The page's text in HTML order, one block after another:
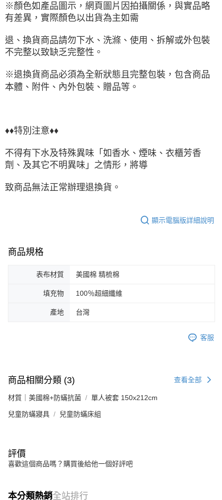
※顏色如產品圖示，網頁圖片因拍攝關係，與實品略
有差異，實際顏色以出貨為主如需
退、換貨商品請勿下水、洗滌、使用、拆解或外包裝
不完整以致缺乏完整性。
※退換貨商品必須為全新狀態且完整包裝，包含商品
本體、附件、內外包裝、贈品等。
♦♦特別注意♦♦
不得有下水及特殊異味「如香水、煙味、衣櫃芳香
劑、及其它不明異味」之情形，將導
致商品無法正常辦理退換貨。
顯示電腦版詳細說明
商品規格
表布材質 美國棉 精梳棉
填充物 100％超細纖維
產地 台灣
客服
商品相關分類 (3) 查看全部
材質｜美國棉+防蟎抗菌 單人被套 150x212cm
兒童防蟎寢具 兒童防蟎床組
評價
喜歡這個商品嗎？購買後給他一個好評吧
本分類熱銷全站排行